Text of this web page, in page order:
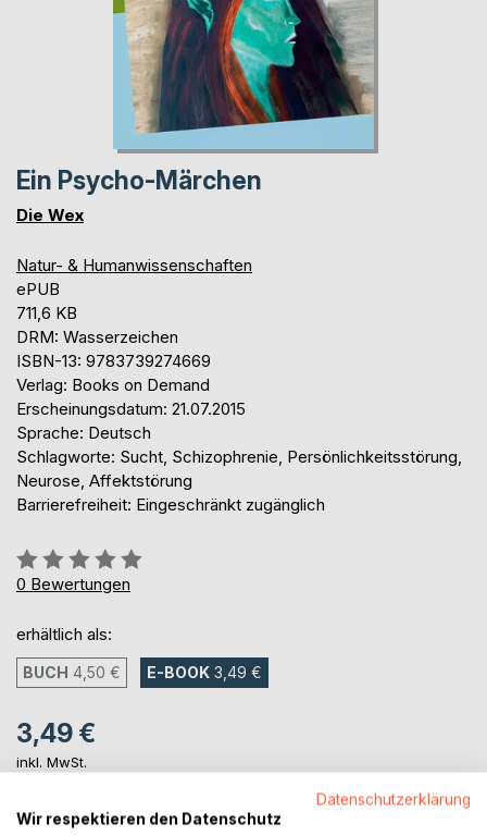
Ein Psycho-Märchen
Die Wex
Natur- & Humanwissenschaften
ePUB
711,6 KB
DRM: Wasserzeichen
ISBN-13: 9783739274669
Verlag: Books on Demand
Erscheinungsdatum: 21.07.2015
Sprache: Deutsch
Schlagworte: Sucht, Schizophrenie, Persönlichkeitsstörung,
Neurose, Affektstörung
Barrierefreiheit: Eingeschränkt zugänglich
Bewertung::
0%
0 Bewertungen
erhältlich als:
BUCH 4,50 € E-BOOK 3,49 €
3,49 €
inkl. MwSt.
Datenschutzerklärung
Wir respektieren den Datenschutz